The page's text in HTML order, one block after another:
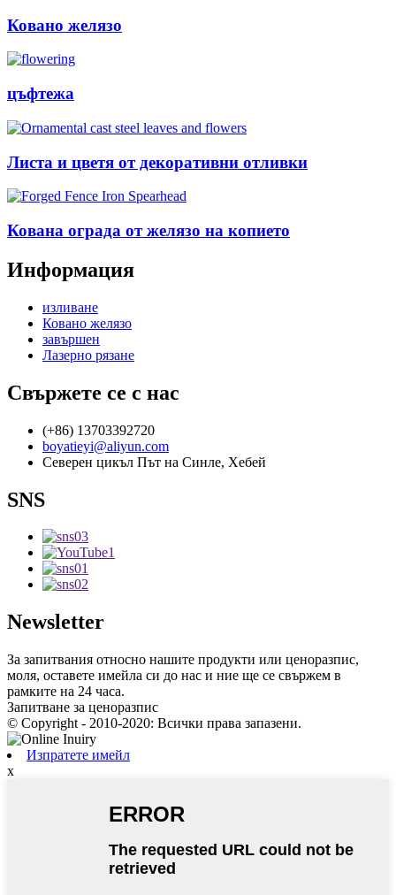
Ковано желязо
цъфтежа
Листа и цветя от декоративни отливки
Кована ограда от желязо на копието
Информация
изливане
Ковано желязо
завършен
Лазерно рязане
Свържете се с нас
(+86) 13703392720
boyatieyi@aliyun.com
Северен цикъл Път на Синле, Хебей
SNS
Newsletter
За запитвания относно нашите продукти или ценоразпис,
моля, оставете имейла си до нас и ние ще се свържем в
рамките на 24 часа.
Запитване за ценоразпис
© Copyright - 2010-2020: Всички права запазени.
Изпратете имейл
x